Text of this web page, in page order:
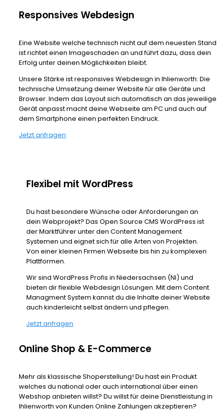
Responsives Webdesign
Eine Website welche technisch nicht auf dem neuesten Stand
ist richtet einen Imageschaden an und führt dazu, dass dein
Erfolg unter deinen Möglichkeiten bleibt.
Unsere Stärke ist responsives Webdesign in Ihlienworth: Die
technische Umsetzung deiner Website für alle Geräte und
Browser. Indem das Layout sich automatisch an das jeweilige
Gerät anpasst macht deine Webseite am PC und auch auf
dem Smartphone einen perfekten Eindruck.
Jetzt anfragen
Flexibel mit WordPress
Du hast besondere Wünsche oder Anforderungen an
dein Webprojekt? Das Open Source CMS WordPress ist
der Marktführer unter den Content Management
Systemen und eignet sich für alle Arten von Projekten.
Von einer kleinen Firmen Webseite bis hin zu komplexen
Plattformen.
Wir sind WordPress Profis in Niedersachsen (NI) und
bieten dir flexible Webdesign Lösungen. Mit dem Content
Managment System kannst du die Inhalte deiner Website
auch kinderleicht selbst ändern und pflegen.
Jetzt anfragen
Online Shop & E-Commerce
Mehr als klassische Shoperstellung! Du hast ein Produkt
welches du national oder auch international über einen
Webshop anbieten willst? Du willst für deine Dienstleistung in
Ihlienworth von Kunden Online Zahlungen akzeptieren?